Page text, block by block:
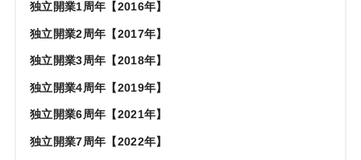
独立開業1周年【2016年】
独立開業2周年【2017年】
独立開業3周年【2018年】
独立開業4周年【2019年】
独立開業6周年【2021年】
独立開業7周年【2022年】